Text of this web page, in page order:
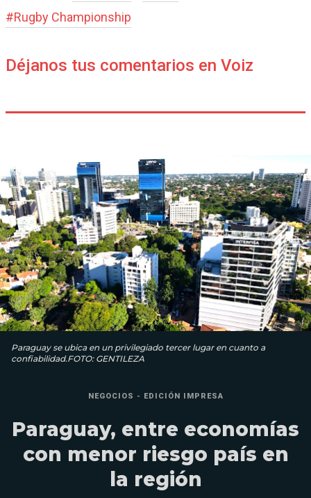
#Rugby Champions­hip
Déjanos tus comentarios en Voiz
Paraguay se ubica en un privilegiado tercer lugar en cuanto a
confiabilidad.FOTO: GENTILEZA
NEGOCIOS - EDICIÓN IMPRESA
Paraguay, entre economías
con menor riesgo país en
la región